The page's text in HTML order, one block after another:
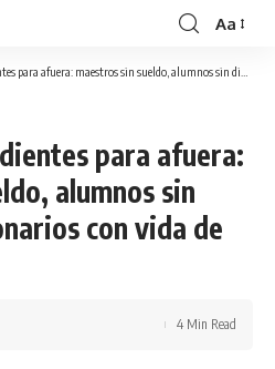
Aa
maestros sin sueldo, alumnos sin dinero… y funcionarios con vida de ricos”
para afuera:
alumnos sin
con vida de
4 Min Read